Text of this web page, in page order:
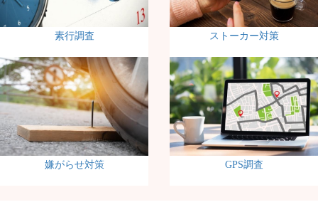
素行調査 ストーカー対策
嫌がらせ対策 GPS調査